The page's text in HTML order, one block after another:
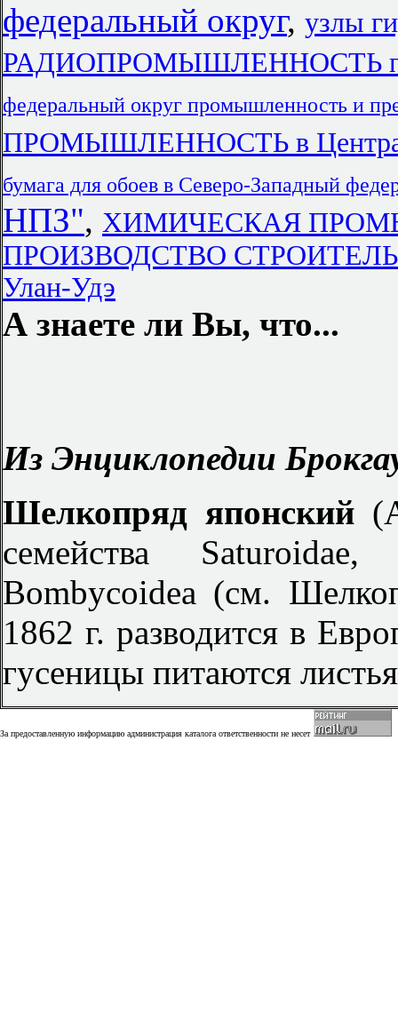
федеральный округ, узлы
РАДИОПРОМЫШЛЕННОСТЬ
федеральный округ промышленность и
ПРОМЫШЛЕННОСТЬ в
бумага для обоев в Северо-Западный
НПЗ", ХИМИЧЕСКАЯ
ПРОИЗВОДСТВО
Улан-Удэ
А знаете ли Вы, что...
Из Энциклопедии
Шелкопряд японский
семейства
Bombycoidea (см.
1862 г. разводится в
гусеницы питаются
За предоставленную информацию администрация каталога ответственности не несет